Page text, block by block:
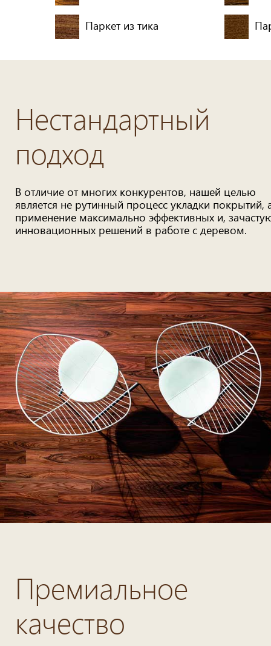
Паркет из тика
Нестандартный
подход
В отличие от многих конкурентов, нашей целью
является не рутинный процесс укладки покрытий,
применение максимально эффективных и,
инновационных решений в работе с деревом.
Премиальное
качество